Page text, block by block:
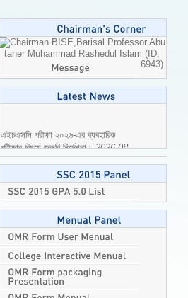
Professor Abu
taher Muhammad Rashedul Islam (ID.
6943)
পরীক্ষার বিষয়ে জরুরি নির্দেশনা।2026-08-
04